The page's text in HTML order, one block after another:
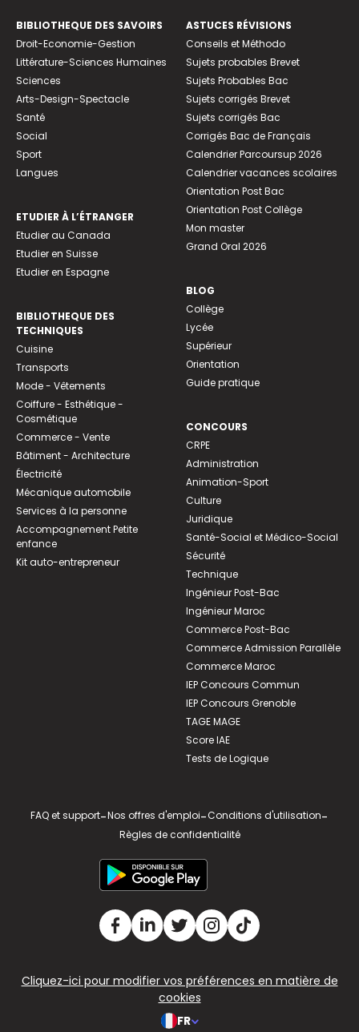
BIBLIOTHEQUE DES SAVOIRS
Droit-Economie-Gestion
Littérature-Sciences Humaines
Sciences
Arts-Design-Spectacle
Santé
Social
Sport
Langues
ETUDIER À L’ÉTRANGER
Etudier au Canada
Etudier en Suisse
Etudier en Espagne
BIBLIOTHEQUE DES
TECHNIQUES
Cuisine
Transports
Mode - Vêtements
Coiffure - Esthétique -
Cosmétique
Commerce - Vente
Bâtiment - Architecture
Électricité
Mécanique automobile
Services à la personne
Accompagnement Petite
enfance
Kit auto-entrepreneur
ASTUCES RÉVISIONS
Conseils et Méthodo
Sujets probables Brevet
Sujets Probables Bac
Sujets corrigés Brevet
Sujets corrigés Bac
Corrigés Bac de Français
Calendrier Parcoursup 2026
Calendrier vacances scolaires
Orientation Post Bac
Orientation Post Collège
Mon master
Grand Oral 2026
BLOG
Collège
Lycée
Supérieur
Orientation
Guide pratique
CONCOURS
CRPE
Administration
Animation-Sport
Culture
Juridique
Santé-Social et Médico-Social
Sécurité
Technique
Ingénieur Post-Bac
Ingénieur Maroc
Commerce Post-Bac
Commerce Admission Parallèle
Commerce Maroc
IEP Concours Commun
IEP Concours Grenoble
TAGE MAGE
Score IAE
Tests de Logique
FAQ et support-Nos offres d'emploi-Conditions d'utilisation-
Règles de confidentialité
Cliquez-ici pour modifier vos préférences en matière de
cookies
FR